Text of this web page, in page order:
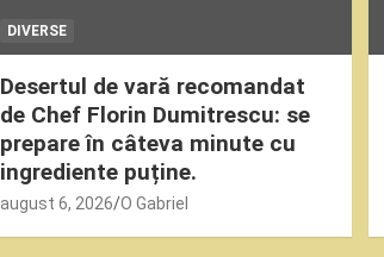
DIVERSE
Desertul de vară recomandat
de Chef Florin Dumitrescu: se
prepare în câteva minute cu
ingrediente puține.
august 6, 2026 O Gabriel